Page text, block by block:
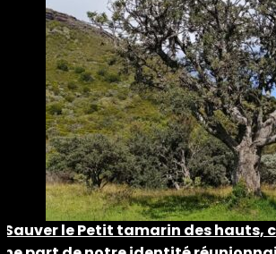
Sauver le Petit tamarin des hauts,